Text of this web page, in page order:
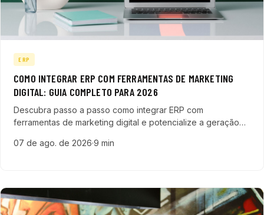
ERP
COMO INTEGRAR ERP COM FERRAMENTAS DE MARKETING
DIGITAL: GUIA COMPLETO PARA 2026
Descubra passo a passo como integrar ERP com
ferramentas de marketing digital e potencialize a geração
2026.
07 de ago. de 2026·9 min